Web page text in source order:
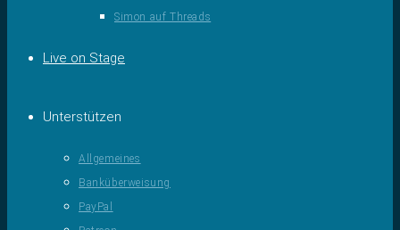
Simon auf Threads
Live on Stage
Unterstützen
Allgemeines
Banküberweisung
PayPal